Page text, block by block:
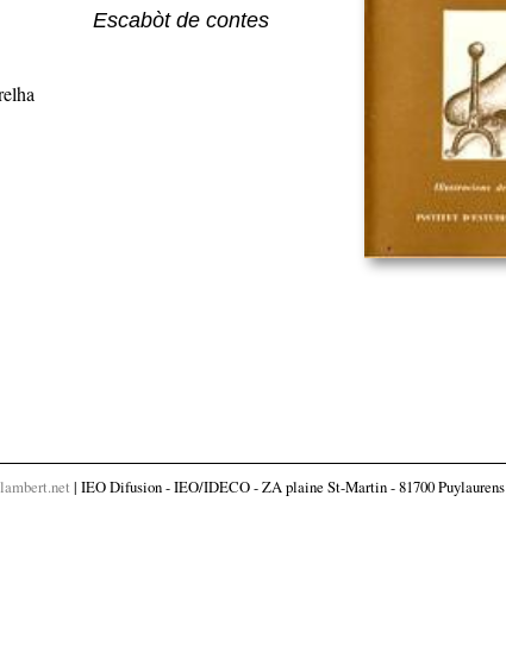
Escabòt de contes
| IEO Difusion - IEO/IDECO - ZA plaine St-Martin - 81700 Puylaurens